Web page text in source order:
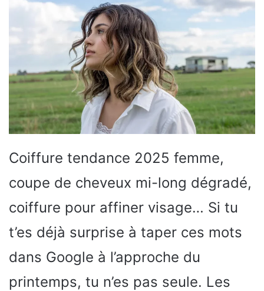
Coiffure tendance 2025 femme,
coupe de cheveux mi-long dégradé,
coiffure pour affiner visage… Si tu
t’es déjà surprise à taper ces mots
dans Google à l’approche du
printemps, tu n’es pas seule. Les